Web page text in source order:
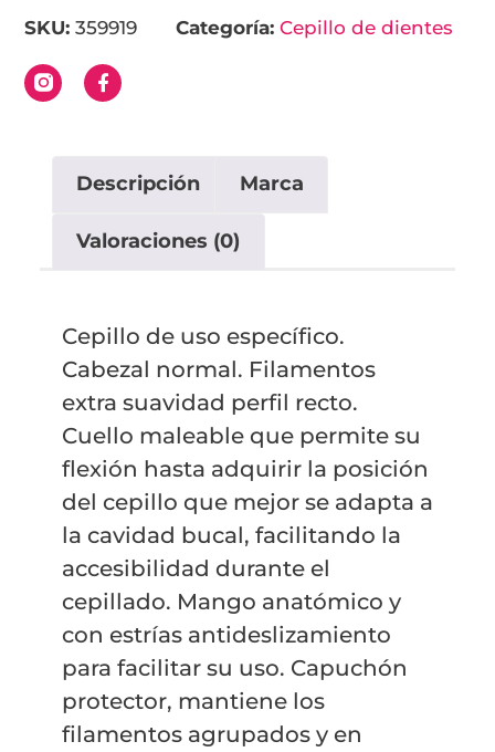
SKU:359919 Categoría: Cepillo de dientes
Descripción Marca
Valoraciones (0)
Cepillo de uso específico.
Cabezal normal. Filamentos
extra suavidad perfil recto.
Cuello maleable que permite su
flexión hasta adquirir la posición
del cepillo que mejor se adapta a
la cavidad bucal, facilitando la
accesibilidad durante el
cepillado. Mango anatómico y
con estrías antideslizamiento
para facilitar su uso. Capuchón
protector, mantiene los
filamentos agrupados y en